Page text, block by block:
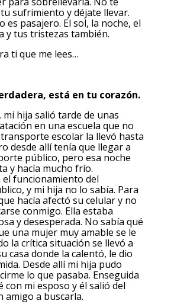
sufrimiento y déjate llevar.
es pasajero. El sol, la noche, el
y tus tristezas también.
ti que me lees…
está en tu corazón.
mi hija salió tarde de unas
en una escuela que no
transporte escolar la llevó hasta
desde allí tenía que llegar a
público, pero esa noche
y hacía mucho frío.
funcionamiento del
y mi hija no lo sabía. Para
hacía afectó su celular y no
conmigo. Ella estaba
y desesperada. No sabía qué
una mujer muy amable se le
la crítica situación se llevó a
casa donde la calentó, le dio
Desde allí mi hija pudo
lo que pasaba. Enseguida
con mi esposo y él salió del
amigo a buscarla.